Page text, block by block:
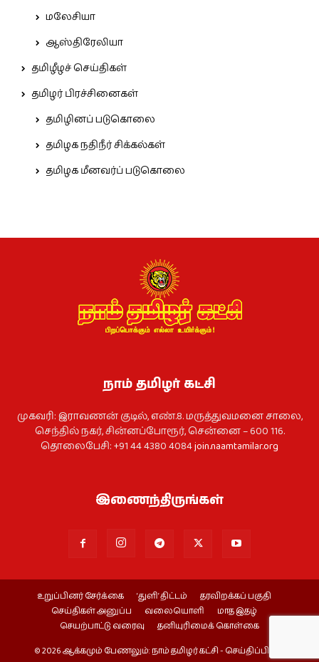
மலேசியா
ஆஸ்திரேலியா
தமிழீழச் செய்திகள்
தமிழர் பிரச்சினைகள்
தமிழினப் படுகொலை
தமிழக நதிநீர் சிக்கல்கள்
தமிழக மீனவர்ப் படுகொலை
நாம் தமிழர் கட்சி
முகவரி: இராவணன் குடில், எண்.8. மருத்துவமனை சாலை,
செந்தில் நகர், சின்னப்போரூர், சென்னை – 600 116.
தொலைபேசி: +91 44 4380 4084join.naamtamilar.org
இணைந்திருங்கள்
உறுப்பினர் சேர்க்கை ‘துளி’ திட்டம்
தரவிறக்கப் பகுதி
செய்திகள் அனுப்ப
வலையொளி
மாத இதழ்
செயற்பாட்டு வரைவு
தனியுரிமைக் கொள்கை
© 2026 ஆக்கமும் பேணலும்: நாம் தமிழர் கட்சி - செய்திப்பிரிவு